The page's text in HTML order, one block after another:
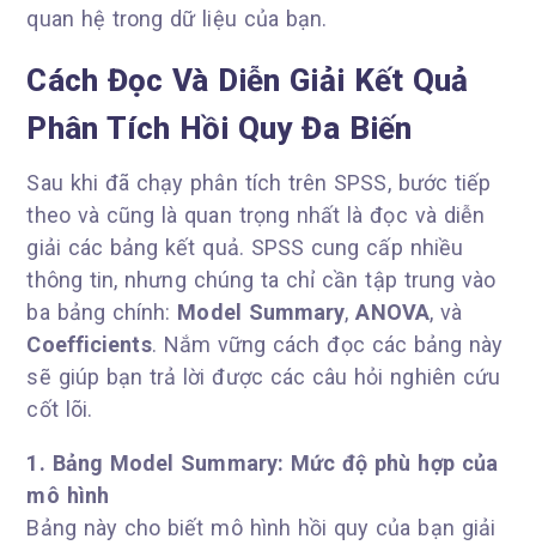
quan hệ trong dữ liệu của bạn.
Cách Đọc Và Diễn Giải Kết Quả
Phân Tích Hồi Quy Đa Biến
Sau khi đã chạy phân tích trên SPSS, bước tiếp
theo và cũng là quan trọng nhất là đọc và diễn
giải các bảng kết quả. SPSS cung cấp nhiều
thông tin, nhưng chúng ta chỉ cần tập trung vào
ba bảng chính: Model Summary,ANOVA, và
Coefficients. Nắm vững cách đọc các bảng này
sẽ giúp bạn trả lời được các câu hỏi nghiên cứu
cốt lõi.
1. Bảng Model Summary: Mức độ phù hợp của
mô hình
Bảng này cho biết mô hình hồi quy của bạn giải